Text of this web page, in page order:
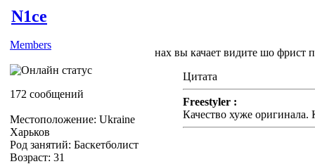
N1ce
Members
172 сообщений
Местоположение: Ukraine
Харьков
Род занятий: Баскетболист
Возраст: 31
нах вы качает видите шо фрист
Цитата
Freestyler :
Качество хуже оригинала.